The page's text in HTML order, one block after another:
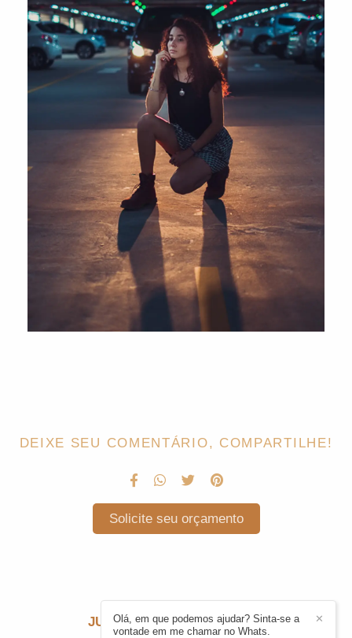
DEIXE SEU COMENTÁRIO, COMPARTILHE!
Solicite seu orçamento
JULIE CARDONI/CONTATO ✕
Olá, em que podemos ajudar? Sinta-se a
vontade em me chamar no Whats.